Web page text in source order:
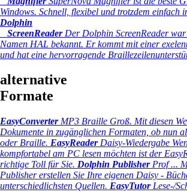
Windows. Schnell, flexibel und trotzdem einfach
Dolphin
ScreenReaderDer Dolphin ScreenReader war
Namen HAL bekannt. Er kommt mit einer
und hat eine hervorragende
alternative
Formate
EasyConverterMP3 Braille Groß. Mit diesen
Dokumente in zugänglichen Formaten, ob nun
oder Braille. EasyReaderDaisy-Wiedergabe
kompfortabel am PC lesen möchten ist der
richtige Toll für Sie. Dolphin PublisherProf ...
Publisher erstellen Sie Ihre eigenen Daisy -
unterschiedlichsten Quellen. EasyTutorLese-/